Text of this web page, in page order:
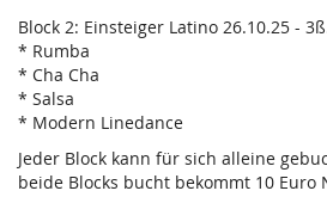
Block 2: Einsteiger Latino 26.10.25 -
* Rumba
* Cha Cha
* Salsa
* Modern Linedance
Jeder Block kann für sich alleine
beide Blocks bucht bekommt 10 Euro